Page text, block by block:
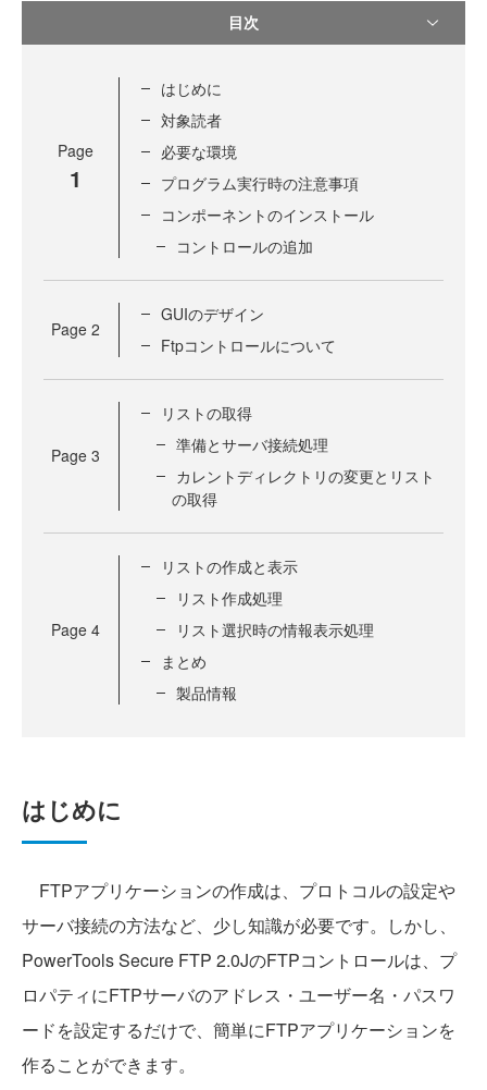
目次
Page
1
はじめに
対象読者
必要な環境
プログラム実行時の注意事項
コンポーネントのインストール
コントロールの追加
Page 2
GUIのデザイン
Ftpコントロールについて
Page 3
リストの取得
準備とサーバ接続処理
カレントディレクトリの変更とリスト
の取得
Page 4
リストの作成と表示
リスト作成処理
リスト選択時の情報表示処理
まとめ
製品情報
はじめに
FTPアプリケーションの作成は、プロトコルの設定や
サーバ接続の方法など、少し知識が必要です。しかし、
PowerTools Secure FTP 2.0JのFTPコントロールは、プ
ロパティにFTPサーバのアドレス・ユーザー名・パスワ
ードを設定するだけで、簡単にFTPアプリケーションを
作ることができます。